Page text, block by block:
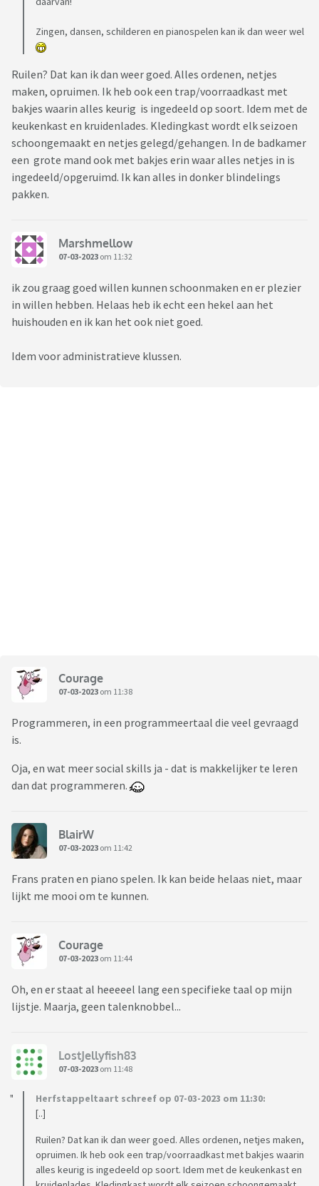
Zingen, dansen, schilderen en pianospelen kan ik dan weer wel
Ruilen? Dat kan ik dan weer goed. Alles ordenen, netjes
maken, opruimen. Ik heb ook een trap/voorraadkast met
bakjes waarin alles keurig is ingedeeld op soort. Idem met de
keukenkast en kruidenlades. Kledingkast wordt elk seizoen
schoongemaakt en netjes gelegd/gehangen. In de badkamer
een grote mand ook met bakjes erin waar alles netjes in is
ingedeeld/opgeruimd. Ik kan alles in donker blindelings
pakken.
Marshmellow
07-03-2023 om 11:32
ik zou graag goed willen kunnen schoonmaken en er plezier
in willen hebben. Helaas heb ik echt een hekel aan het
huishouden en ik kan het ook niet goed.
Idem voor administratieve klussen.
Courage
07-03-2023 om 11:38
Programmeren, in een programmeertaal die veel gevraagd
is.
Oja, en wat meer social skills ja - dat is makkelijker te leren
dan dat programmeren.
BlairW
07-03-2023 om 11:42
Frans praten en piano spelen. Ik kan beide helaas niet, maar
lijkt me mooi om te kunnen.
Courage
07-03-2023 om 11:44
Oh, en er staat al heeeeel lang een specifieke taal op mijn
lijstje. Maarja, geen talenknobbel...
LostJellyfish83
07-03-2023 om 11:48
Herfstappeltaart schreef op 07-03-2023 om 11:30:
[..]
Ruilen? Dat kan ik dan weer goed. Alles ordenen, netjes maken,
opruimen. Ik heb ook een trap/voorraadkast met bakjes waarin
alles keurig is ingedeeld op soort. Idem met de keukenkast en